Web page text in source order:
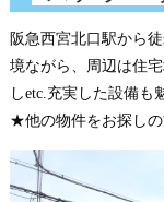
阪急西宮北口駅から
境ながら、周辺は住
しetc.充実した設備も
★他の物件をお探し